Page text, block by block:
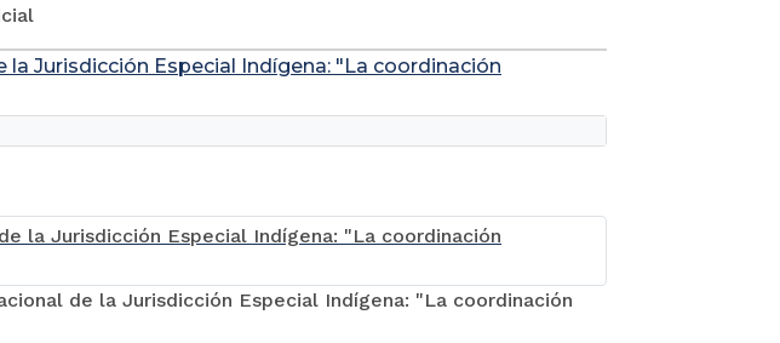
Jurisdicción Especial Indígena: "La coordinación
de la Jurisdicción Especial Indígena: "La coordinación